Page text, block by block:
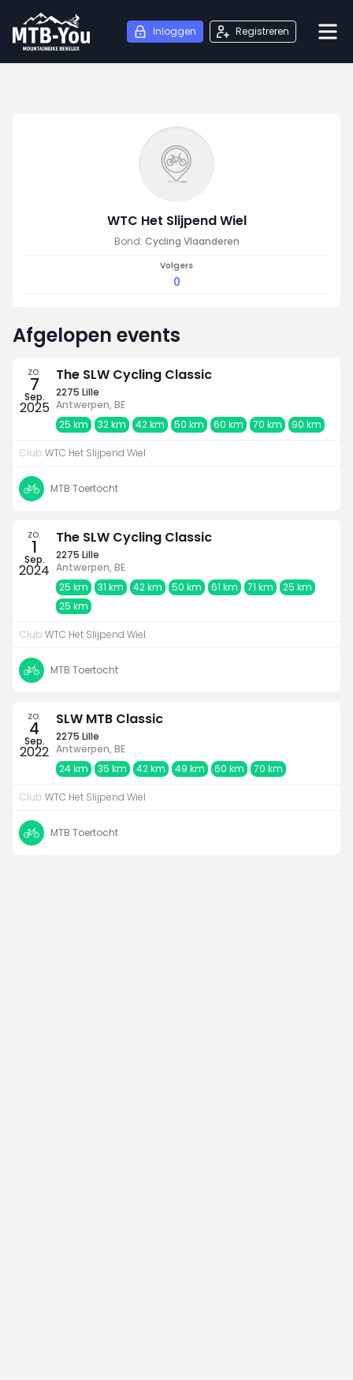
Inloggen Registreren
WTC Het Slijpend Wiel
Bond: Cycling Vlaanderen
Volgers
0
Afgelopen events
zo.
7
Sep.
2025
The SLW Cycling Classic
2275 Lille
Antwerpen, BE
25 km
32 km 42 km 50 km 60 km 70 km 90 km
Club WTC Het Slijpend Wiel
MTB Toertocht
zo.
1
Sep.
2024
The SLW Cycling Classic
2275 Lille
Antwerpen, BE
25 km
31 km 42 km 50 km 61 km 71 km
25 km
25 km
Club WTC Het Slijpend Wiel
MTB Toertocht
zo.
4
Sep.
2022
SLW MTB Classic
2275 Lille
Antwerpen, BE
24 km
35 km 42 km 49 km 60 km 70 km
Club WTC Het Slijpend Wiel
MTB Toertocht